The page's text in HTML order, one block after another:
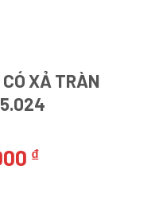
XẢ TRÀN
₫Giá